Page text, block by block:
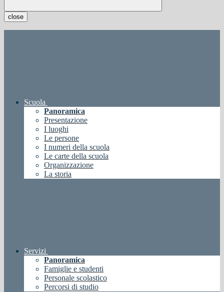
close
Scuola
Panoramica
Presentazione
I luoghi
Le persone
I numeri della scuola
Le carte della scuola
Organizzazione
La storia
Servizi
Panoramica
Famiglie e studenti
Personale scolastico
Percorsi di studio